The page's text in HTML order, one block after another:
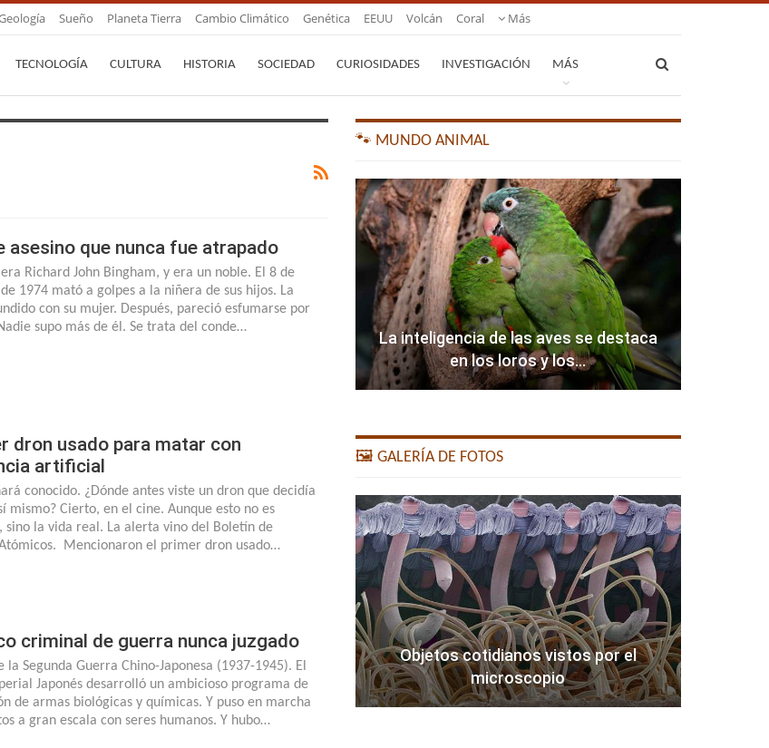
Sueño Planeta Tierra Cambio Climático Genética EEUU Volcán Coral Más
TECNOLOGÍA CULTURA HISTORIA SOCIEDAD CURIOSIDADES INVESTIGACIÓN MÁS
asesino que nunca fue atrapado
Richard John Bingham, y era un noble. El 8 de
1974 mató a golpes a la niñera de sus hijos. La
con su mujer. Después, pareció esfumarse por
supo más de él. Se trata del conde…
dron usado para matar con
artificial
conocido. ¿Dónde antes viste un dron que decidía
mismo? Cierto, en el cine. Aunque esto no es
sino la vida real. La alerta vino del Boletín de
Mencionaron el primer dron usado…
criminal de guerra nunca juzgado
la Segunda Guerra Chino-Japonesa (1937-1945). El
Japonés desarrolló un ambicioso programa de
de armas biológicas y químicas. Y puso en marcha
a gran escala con seres humanos. Y hubo…
🐾 MUNDO ANIMAL
La inteligencia de las aves se destaca
en los loros y los…
🖼️ GALERÍA DE FOTOS
Objetos cotidianos vistos por el
microscopio